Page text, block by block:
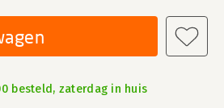
besteld, zaterdag in huis